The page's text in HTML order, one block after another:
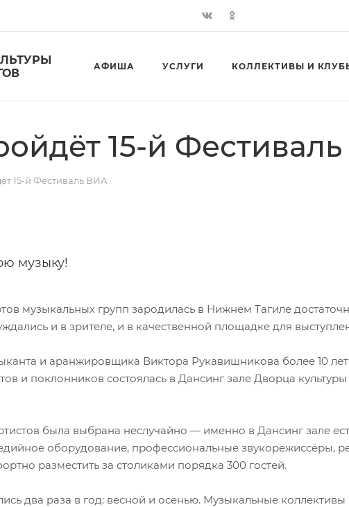
АФИША УСЛУГИ КОЛЛЕКТИВЫ И
15-й
15-й Фестиваль ВИА
музыку!
музыкальных групп зародилась в Нижнем Тагиле
и в зрителе, и в качественной площадке для
и аранжировщика Виктора Рукавишникова более 10
и поклонников состоялась в Дансинг зале Дворца культуры
была выбрана неслучайно — именно в Дансинг зале
оборудование, профессиональные звукорежиссёры,
разместить за столиками порядка 300 гостей.
два раза в год: весной и осенью. Музыкальные